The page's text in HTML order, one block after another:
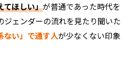
てほしい」が普通であった時代を
ジェンダーの流れを見たり聞いた
ない」で通す人が少なくない印象